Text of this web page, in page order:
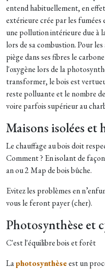
entend habituellement, en
extérieure crée par les fumées
une pollution intérieure due à
lors de sa combustion. Pour
piège dans ses fibres le
l'oxygène lors de la
transformer, le bois est
reste polluante et le nombre
voire parfois supérieur au
Maisons isolées et
Le chauffage au bois doit
Comment ? En isolant de
an ou 2 Map de bois bûche.
Evitez les problèmes en
vous le feront payer (cher).
Photosynthèse et
C'est l'équilibre bois et forêt
Laphotosynthèseest un